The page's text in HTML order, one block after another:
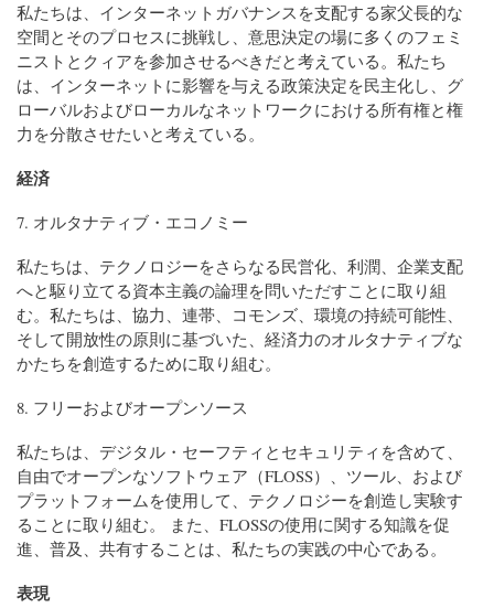
私たちは、インターネットガバナンスを支配する家父長的な
空間とそのプロセスに挑戦し、意思決定の場に多くのフェミ
ニストとクィアを参加させるべきだと考えている。私たち
は、インターネットに影響を与える政策決定を民主化し、グ
ローバルおよびローカルなネットワークにおける所有権と権
力を分散させたいと考えている。
経済
7. オルタナティブ・エコノミー
私たちは、テクノロジーをさらなる民営化、利潤、企業支配
へと駆り立てる資本主義の論理を問いただすことに取り組
む。私たちは、協力、連帯、コモンズ、環境の持続可能性、
そして開放性の原則に基づいた、経済力のオルタナティブな
かたちを創造するために取り組む。
8. フリーおよびオープンソース
私たちは、デジタル・セーフティとセキュリティを含めて、
自由でオープンなソフトウェア（FLOSS）、ツール、および
プラットフォームを使用して、テクノロジーを創造し実験す
ることに取り組む。 また、FLOSSの使用に関する知識を促
進、普及、共有することは、私たちの実践の中心である。
表現